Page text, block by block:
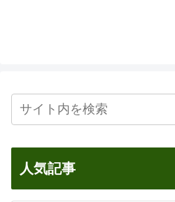
人気記事